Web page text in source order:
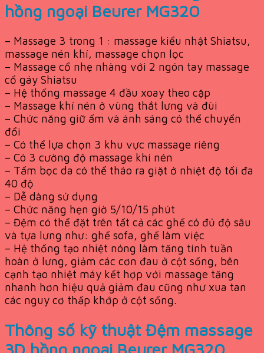
hồng ngoại Beurer MG320
– Massage 3 trong 1 : massage kiểu nhật Shiatsu,
massage nén khí, massage chọn lọc
– Massage cổ nhẹ nhàng với 2 ngón tay massage
cổ gáy Shiatsu
– Hệ thống massage 4 đầu xoay theo cặp
– Massage khí nén ở vùng thắt lưng và đùi
– Chức năng giữ ấm và ánh sáng có thể chuyển
đổi
– Có thể lựa chọn 3 khu vực massage riêng
– Có 3 cường độ massage khí nén
– Tấm bọc da có thể tháo ra giặt ở nhiệt độ tối đa
40 độ
– Dễ dàng sử dụng
– Chức năng hẹn giờ 5/10/15 phút
– Đệm có thể đặt trên tất cả các ghế có đủ độ sâu
và tựa lưng như: ghế sofa, ghế làm việc
– Hệ thống tạo nhiệt nóng làm tăng tính tuần
hoàn ở lưng, giảm các cơn đau ở cột sống, bên
cạnh tạo nhiệt máy kết hợp với massage tăng
nhanh hơn hiệu quả giảm đau cũng như xua tan
các nguy cơ thấp khớp ở cột sống.
Thông số kỹ thuật Đệm massage